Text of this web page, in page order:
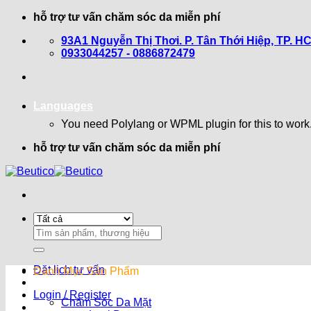
hỗ trợ tư vấn chăm sóc da miễn phí
93A1 Nguyễn Thị Thơi. P. Tân Thới Hiệp, TP.
0933044257 - 0886872479
Languages
You need Polylang or WPML plugin for this to
hỗ trợ tư vấn chăm sóc da miễn phí
Search
for:
Đặt lịch tư vấn
Login / Register
Danh Mục Sản Phẩm
Chăm Sóc Da Mặt